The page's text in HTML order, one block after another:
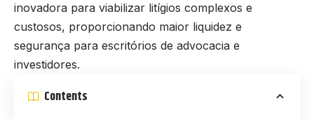
inovadora para viabilizar litígios complexos e
custosos, proporcionando maior liquidez e
segurança para escritórios de advocacia e
investidores.
Contents